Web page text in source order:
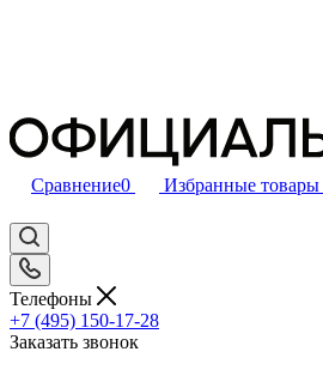
Сравнение0 Избранные товары
Телефоны
+7 (495) 150-17-28
Заказать звонок